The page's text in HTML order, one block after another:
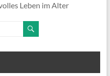
Leben im Alter